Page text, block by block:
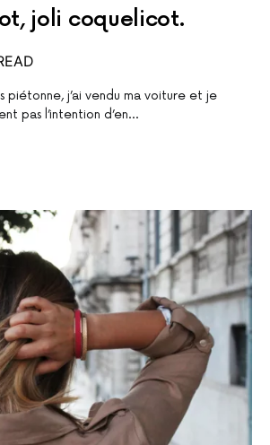
joli coquelicot.
piétonne, j’ai vendu ma voiture et je
pas l’intention d’en…